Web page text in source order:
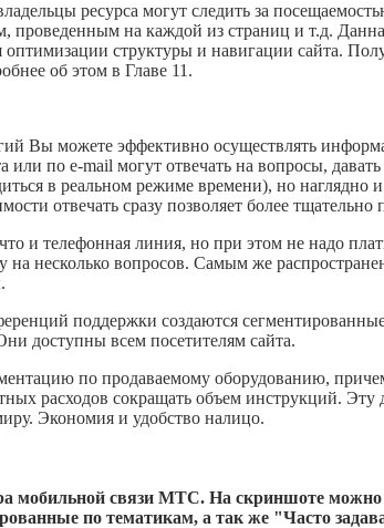
ресурса могут следить за
проведенным на каждой из страниц и т.д.
структуры и навигации сайта.
об этом в Главе 11.
Вы можете эффективно осуществлять
по e-mail могут отвечать на вопросы, давать
в реальном режиме времени), но
отвечать сразу позволяет более тщательно
и телефонная линия, но при этом не надо
на несколько вопросов. Самым же
поддержки создаются
доступны всем посетителям сайта.
по продаваемому оборудованию,
расходов сокращать объем инструкций.
Экономия и удобство налицо.
мобильной связи МТС. На скриншоте
по тематикам, а так же "Часто